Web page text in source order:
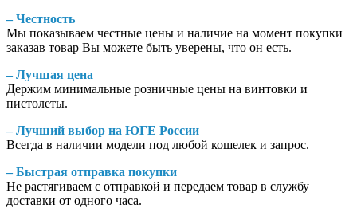
– Честность
Мы показываем честные цены и наличие на момент покупки
заказав товар Вы можете быть уверены, что он есть.
– Лучшая цена
Держим минимальные розничные цены на винтовки и
пистолеты.
– Лучший выбор на ЮГЕ России
Всегда в наличии модели под любой кошелек и запрос.
– Быстрая отправка покупки
Не растягиваем с отправкой и передаем товар в службу
доставки от одного часа.